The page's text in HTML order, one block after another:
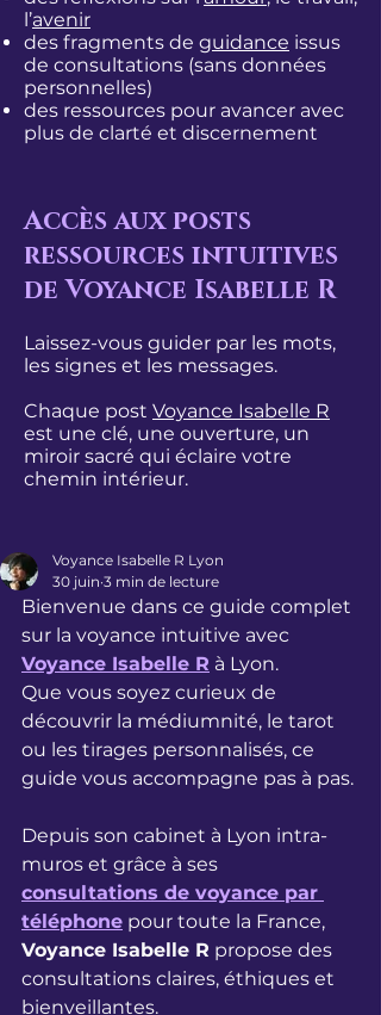
l’avenir
des fragments de guidance issus
de consultations (sans données
personnelles)
des ressources pour avancer avec
plus de clarté et discernement
Accès aux posts
ressources intuitives
de Voyance Isabelle R
Laissez-vous guider par les mots,
les signes et les messages.
Chaque post Voyance Isabelle R
est une clé, une ouverture, un
miroir sacré qui éclaire votre
chemin intérieur.
Voyance Isabelle R Lyon
30 juin 3 min de lecture
Bienvenue dans ce guide complet
sur la voyance intuitive avec
Voyance Isabelle R à Lyon.
Que vous soyez curieux de
découvrir la médiumnité, le tarot
ou les tirages personnalisés, ce
guide vous accompagne pas à pas.
Depuis son cabinet à Lyon intra-
muros et grâce à ses
consultations de voyance par
téléphone pour toute la France,
Voyance Isabelle R propose des
consultations claires, éthiques et
bienveillantes.